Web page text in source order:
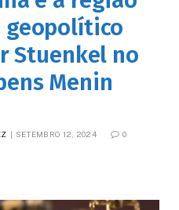
geopolítico
Stuenkel no
Menin
SETEMBRO 12, 2024 0